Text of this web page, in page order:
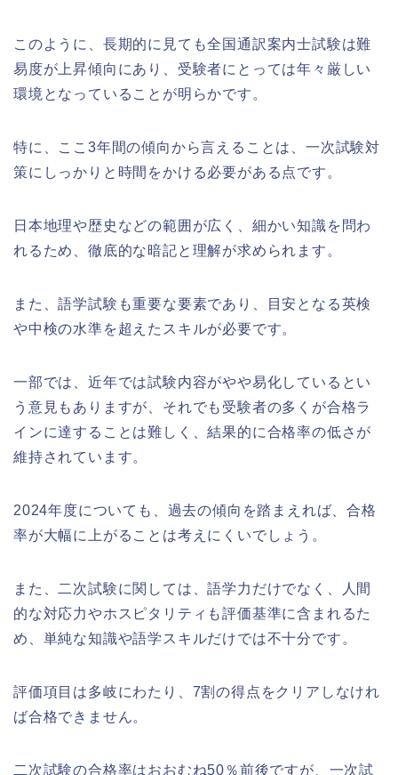
このように、長期的に見ても全国通訳案内士試験は難
易度が上昇傾向にあり、受験者にとっては年々厳しい
環境となっていることが明らかです。
特に、ここ3年間の傾向から言えることは、一次試験対
策にしっかりと時間をかける必要がある点です。
日本地理や歴史などの範囲が広く、細かい知識を問わ
れるため、徹底的な暗記と理解が求められます。
また、語学試験も重要な要素であり、目安となる英検
や中検の水準を超えたスキルが必要です。
一部では、近年では試験内容がやや易化しているとい
う意見もありますが、それでも受験者の多くが合格ラ
インに達することは難しく、結果的に合格率の低さが
維持されています。
2024年度についても、過去の傾向を踏まえれば、合格
率が大幅に上がることは考えにくいでしょう。
また、二次試験に関しては、語学力だけでなく、人間
的な対応力やホスピタリティも評価基準に含まれるた
め、単純な知識や語学スキルだけでは不十分です。
評価項目は多岐にわたり、7割の得点をクリアしなけれ
ば合格できません。
二次試験の合格率はおおむね50％前後ですが、一次試